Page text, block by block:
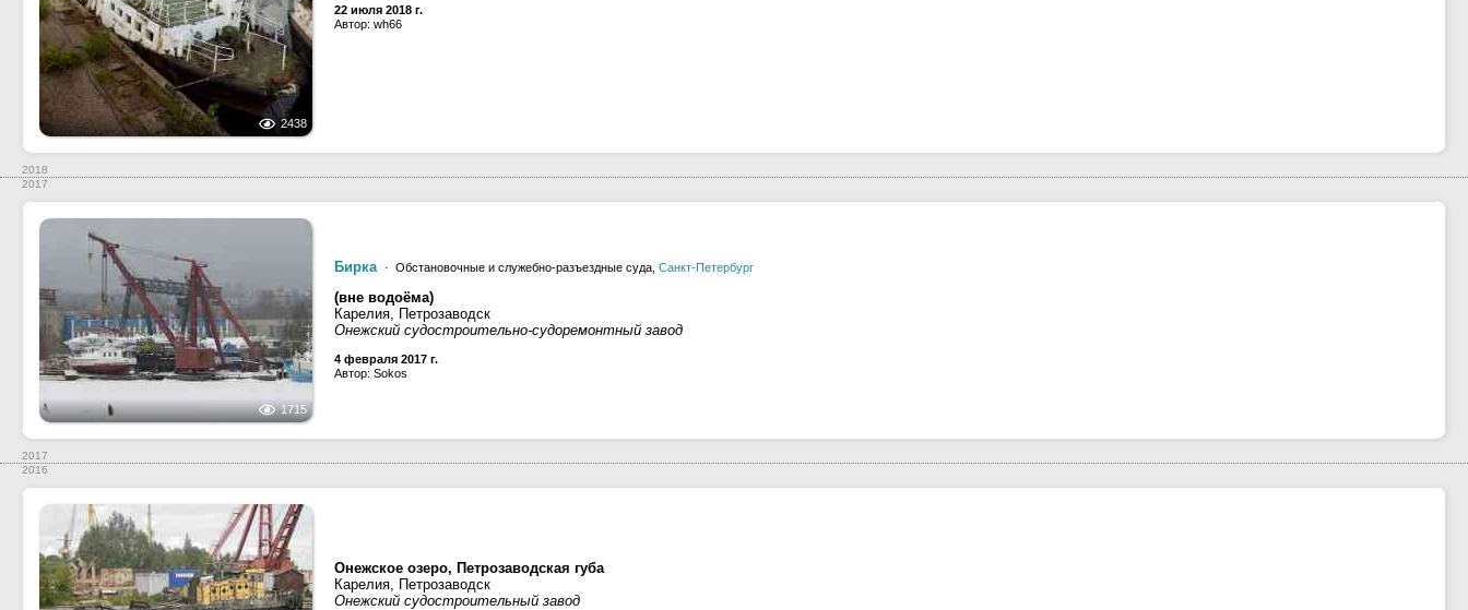
2438
22 июля 2018 г.
Автор: wh66
2018
2017
1715
Бирка · Обстановочные и служебно-разъездные суда, Санкт-Петербург
(вне водоёма)
Карелия, Петрозаводск
Онежский судостроительно-судоремонтный завод
4 февраля 2017 г.
Автор: Sokos
2017
2016
Онежское озеро, Петрозаводская губа
Карелия, Петрозаводск
Онежский судостроительный завод